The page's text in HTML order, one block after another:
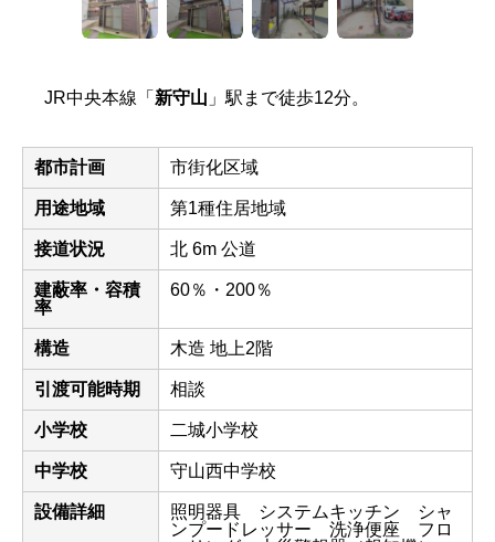
JR中央本線「 新守山 」駅まで徒歩12分。
都市計画 市街化区域
用途地域 第1種住居地域
接道状況 北 6m 公道
建蔽率・容積
率
60％・200％
構造 木造 地上2階
引渡可能時期 相談
小学校 二城小学校
中学校 守山西中学校
設備詳細
照明器具 システムキッチン シャ
ンプードレッサー 洗浄便座 フロ